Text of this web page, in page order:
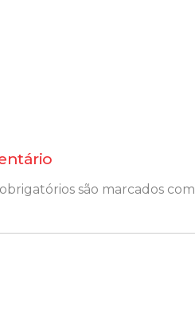
são marcados com